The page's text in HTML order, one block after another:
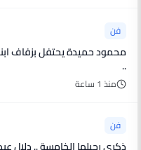
فن
محمود حميدة يحتفل بزفاف
..
منذ 1 ساعة
فن